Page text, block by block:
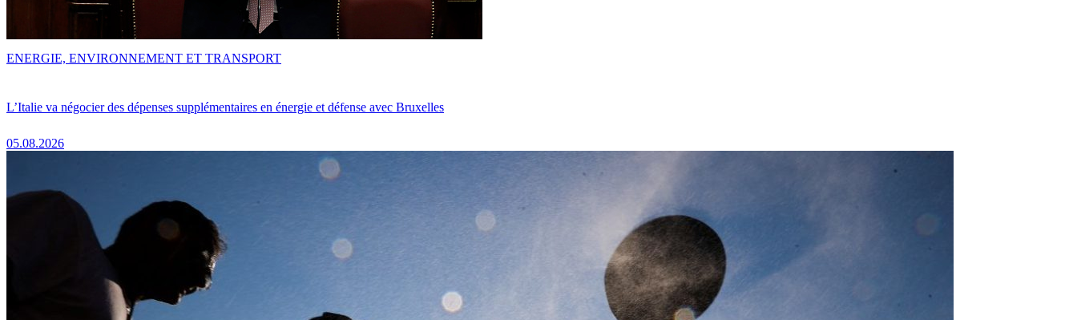
L’Italie va négocier des dépenses supplémentaires en énergie et défense avec Bruxelles
05.08.2026
ENERGIE, ENVIRONNEMENT ET TRANSPORT